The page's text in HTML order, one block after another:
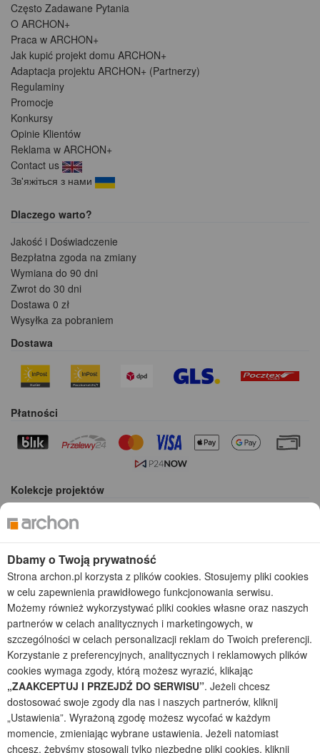
Często Zadawane Pytania
O ARCHON+
Praca w ARCHON+
Jak kupić projekt domu ARCHON+
Adaptacja projektu ARCHON+ (Partnerzy)
Regulaminy
Promocje
Konkursy
Opinie Klientów
Reklama w ARCHON+
Contact us
Зв'яжіться з нами
Dlaczego warto?
Jakość i Doświadczenie
Bezpłatna zgoda na zmiany
Wymiana do 90 dni
Zwrot do 30 dni
Dostawa 0 zł
Wysyłka za pobraniem
Dostawa
Płatności
Kolekcje projektów
Gotowe projekty domów
Projekty domów tanich w budowie
Projekty małych domów (do 150 m2)
Projekty domów wielorodzinnych
Projekty domów bliźniaczych
Projekty domów nowoczesnych
Projekty domów parterowych
2026 © ARCHON+ Biuro Projektów - Tradycyjne i nowoczesne gotowe
projekty domów - autorska pracownia architektoniczna założona w 1990r.
przez arch. Barbarę Mendel
Z uwagi na ciągłe doskonalenie procesu powstawania projektów (zgodnie z
normą ISO 9001), prezentowane na stronie projekty domów mogą
nieznacznie różnić się od dokumentacji technicznej.
Informujemy, iż w celu optymalizacji treści dostępnych w naszym sklepie,
Dbamy o Twoją prywatność
Strona archon.pl korzysta z plików cookies. Stosujemy pliki cookies
w celu zapewnienia prawidłowego funkcjonowania serwisu.
Możemy również wykorzystywać pliki cookies własne oraz naszych
partnerów w celach analitycznych i marketingowych, w
szczególności w celach personalizacji reklam do Twoich preferencji.
Korzystanie z preferencyjnych, analitycznych i reklamowych plików
cookies wymaga zgody, którą możesz wyrazić, klikając
„ZAAKCEPTUJ I PRZEJDŹ DO SERWISU”. Jeżeli chcesz
dostosować swoje zgody dla nas i naszych partnerów, kliknij
„Ustawienia”. Wyrażoną zgodę możesz wycofać w każdym
momencie, zmieniając wybrane ustawienia. Jeżeli natomiast
chcesz, żebyśmy stosowali tylko niezbędne pliki cookies, kliknij